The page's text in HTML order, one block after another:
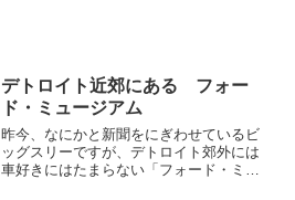
デトロイト近郊にある フォー
ド・ミュージアム
昨今、なにかと新聞をにぎわせているビ
ッグスリーですが、デトロイト郊外には
車好きにはたまらない「フォード・ミュ